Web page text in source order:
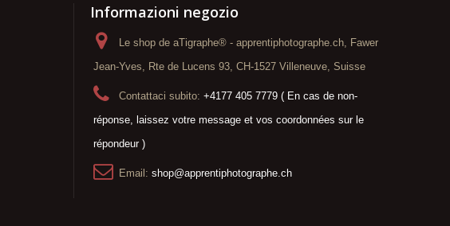
Informazioni negozio
Le shop de aTigraphe® - apprentiphotographe.ch, Fawer
Jean-Yves, Rte de Lucens 93, CH-1527 Villeneuve, Suisse
Contattaci subito: +4177 405 7779 ( En cas de non-
réponse, laissez votre message et vos coordonnées sur le
répondeur )
Email: shop@apprentiphotographe.ch